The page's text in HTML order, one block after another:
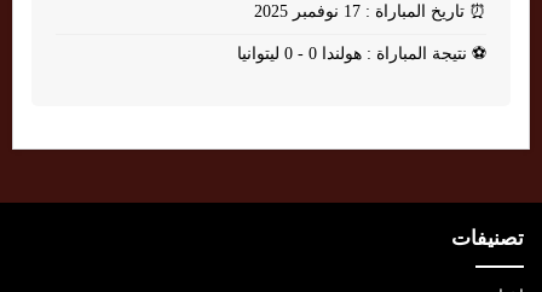
⏰ تاريخ المباراة : 17 نوفمبر 2025
⚽ نتيجة المباراة : هولندا 0 - 0 ليتوانيا
تصنيفات